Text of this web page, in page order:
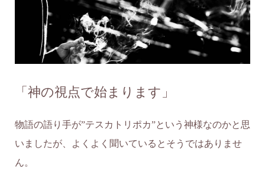
「神の視点で始まります」
物語の語り手が”テスカトリポカ”という神様なのかと思
いましたが、よくよく聞いているとそうではありませ
ん。